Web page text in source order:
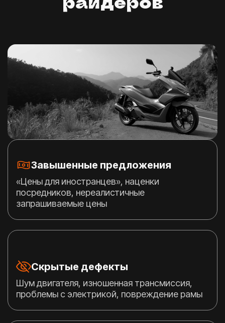
райдеров
Завышенные предложения
«Цены для иностранцев», наценки
посредников, нереалистичные
запрашиваемые цены
Скрытые дефекты
Шум двигателя, изношенная трансмиссия,
проблемы с электрикой, повреждение рамы